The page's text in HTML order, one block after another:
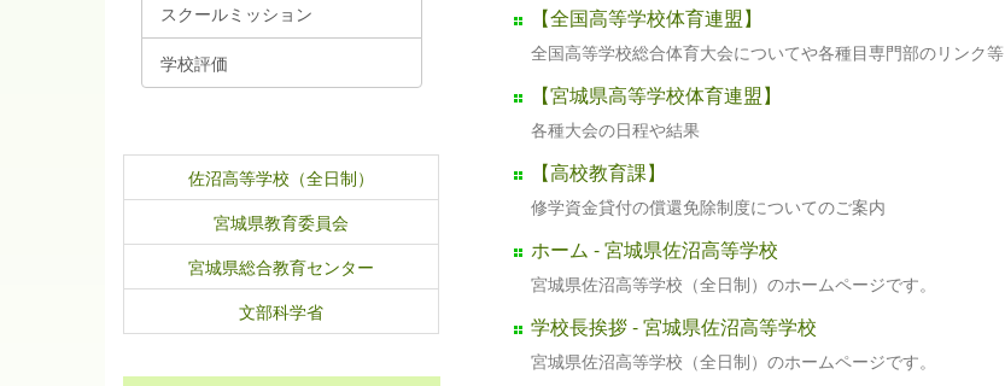
【全国高等学校体育連盟】
全国高等学校総合体育大会についてや各種目専門部のリンク等
【宮城県高等学校体育連盟】
各種大会の日程や結果
【高校教育課】
修学資金貸付の償還免除制度についてのご案内
ホーム - 宮城県佐沼高等学校
宮城県佐沼高等学校（全日制）のホームページです。
学校長挨拶 - 宮城県佐沼高等学校
宮城県佐沼高等学校（全日制）のホームページです。
スクールミッション
学校評価
佐沼高等学校（全日制）
宮城県教育委員会
宮城県総合教育センター
文部科学省